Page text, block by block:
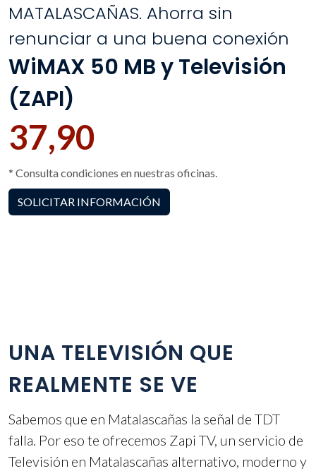
MATALASCAÑAS. Ahorra sin
renunciar a una buena conexión
WiMAX 50 MB y Televisión
(ZAPI)
37,90
* Consulta condiciones en nuestras oficinas.
SOLICITAR INFORMACIÓN
UNA TELEVISIÓN QUE
REALMENTE SE VE
Sabemos que en Matalascañas la señal de TDT
falla. Por eso te ofrecemos Zapi TV, un servicio de
Televisión en Matalascañas alternativo, moderno y